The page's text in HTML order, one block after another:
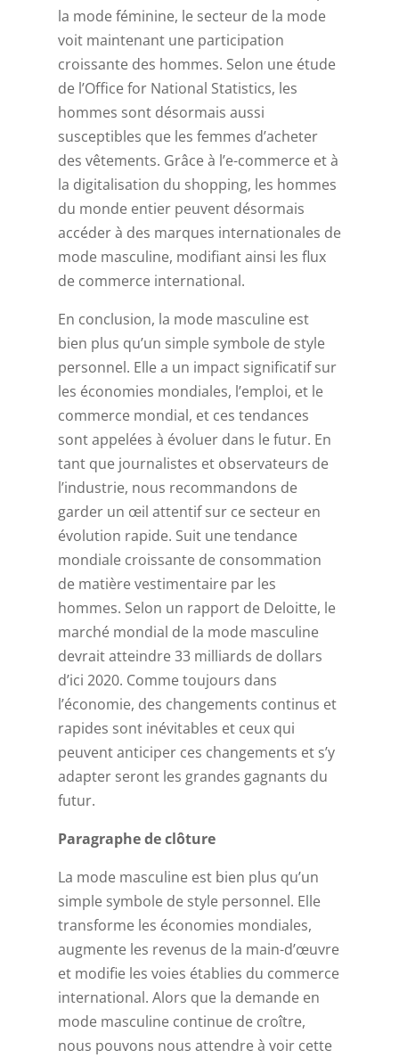
la mode féminine, le secteur de la mode
voit maintenant une participation
croissante des hommes. Selon une étude
de l’Office for National Statistics, les
hommes sont désormais aussi
susceptibles que les femmes d’acheter
des vêtements. Grâce à l’e-commerce et à
la digitalisation du shopping, les hommes
du monde entier peuvent désormais
accéder à des marques internationales de
mode masculine, modifiant ainsi les flux
de commerce international.
En conclusion, la mode masculine est
bien plus qu’un simple symbole de style
personnel. Elle a un impact significatif sur
les économies mondiales, l’emploi, et le
commerce mondial, et ces tendances
sont appelées à évoluer dans le futur. En
tant que journalistes et observateurs de
l’industrie, nous recommandons de
garder un œil attentif sur ce secteur en
évolution rapide. Suit une tendance
mondiale croissante de consommation
de matière vestimentaire par les
hommes. Selon un rapport de Deloitte, le
marché mondial de la mode masculine
devrait atteindre 33 milliards de dollars
d’ici 2020. Comme toujours dans
l’économie, des changements continus et
rapides sont inévitables et ceux qui
peuvent anticiper ces changements et s’y
adapter seront les grandes gagnants du
futur.
Paragraphe de clôture
La mode masculine est bien plus qu’un
simple symbole de style personnel. Elle
transforme les économies mondiales,
augmente les revenus de la main-d’œuvre
et modifie les voies établies du commerce
international. Alors que la demande en
mode masculine continue de croître,
nous pouvons nous attendre à voir cette